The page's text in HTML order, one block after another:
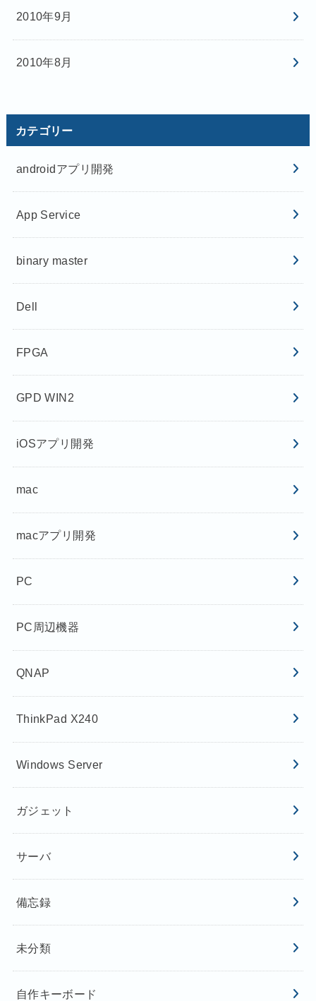
2010年9月
2010年8月
カテゴリー
androidアプリ開発
App Service
binary master
Dell
FPGA
GPD WIN2
iOSアプリ開発
mac
macアプリ開発
PC
PC周辺機器
QNAP
ThinkPad X240
Windows Server
ガジェット
サーバ
備忘録
未分類
自作キーボード